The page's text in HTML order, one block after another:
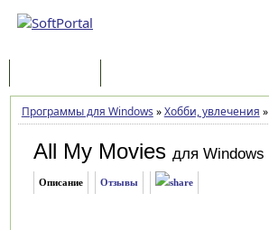
Программы для Windows »Хобби, увлечения »
All My Movies для Windows
Описание Отзывы